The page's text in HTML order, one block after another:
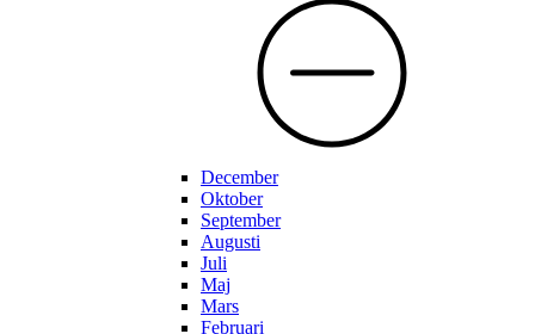
December
Oktober
September
Augusti
Juli
Maj
Mars
Februari